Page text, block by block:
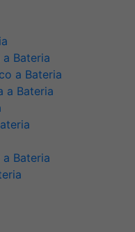
Bateria
a Bateria
a Bateria
Bateria